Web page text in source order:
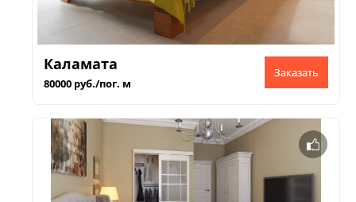
Каламата
80000 руб./пог. м
Заказать